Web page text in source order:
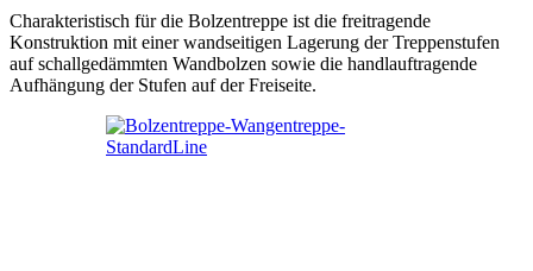
Charakteristisch für die Bolzentreppe ist die freitragende
Konstruktion mit einer wandseitigen Lagerung der Treppenstufen
auf schallgedämmten Wandbolzen sowie die handlauftragende
Aufhängung der Stufen auf der Freiseite.